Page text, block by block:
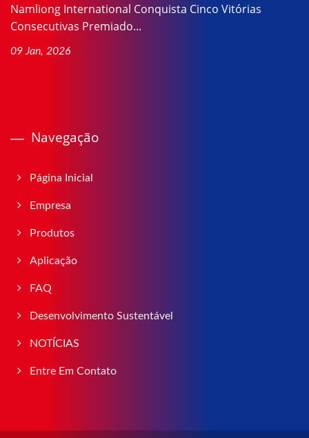
Namliong International Conquista Cinco Vitórias
Consecutivas Premiado...
09 Jan, 2026
Navegação
Página Inicial
Empresa
Produtos
Aplicação
FAQ
Desenvolvimento Sustentável
NOTÍCIAS
Entre Em Contato